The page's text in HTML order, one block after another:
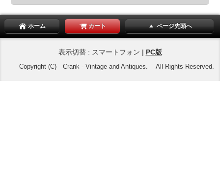
ホーム カート ページ先頭へ
表示切替 : スマートフォン | PC版
Copyright (C) Crank - Vintage and Antiques. All Rights Reserved.